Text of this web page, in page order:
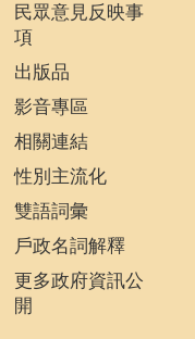
民眾意見反映事
項
出版品
影音專區
相關連結
性別主流化
雙語詞彙
戶政名詞解釋
更多政府資訊公
開